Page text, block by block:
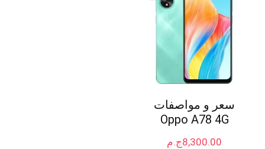
سعر و مواصفات
Oppo A78 4G
ج.م8,300.00